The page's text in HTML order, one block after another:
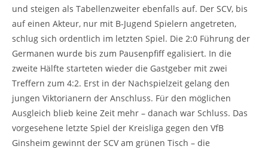
und steigen als Tabellenzweiter ebenfalls auf. Der SCV, bis
auf einen Akteur, nur mit B-Jugend Spielern angetreten,
schlug sich ordentlich im letzten Spiel. Die 2:0 Führung der
Germanen wurde bis zum Pausenpfiff egalisiert. In die
zweite Hälfte starteten wieder die Gastgeber mit zwei
Treffern zum 4:2. Erst in der Nachspielzeit gelang den
jungen Viktorianern der Anschluss. Für den möglichen
Ausgleich blieb keine Zeit mehr – danach war Schluss. Das
vorgesehene letzte Spiel der Kreisliga gegen den VfB
Ginsheim gewinnt der SCV am grünen Tisch – die